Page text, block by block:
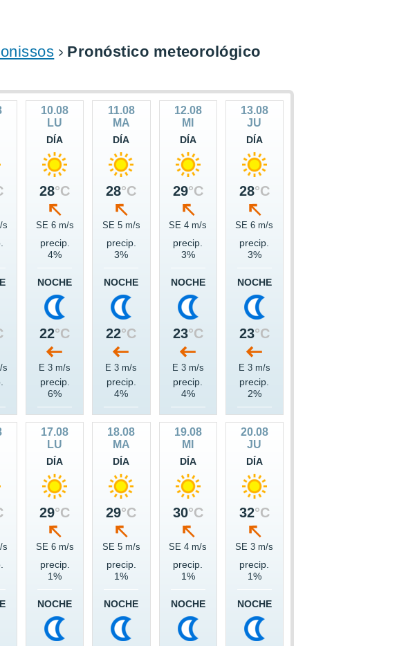
Pronóstico meteorológico
s
s
10.08
LU
DÍA
28°C
SE 6 m/s
precip.
4%
NOCHE
22°C
E 3 m/s
precip.
6%
11.08
MA
DÍA
28°C
SE 5 m/s
precip.
3%
NOCHE
22°C
E 3 m/s
precip.
4%
12.08
MI
DÍA
29°C
SE 4 m/s
precip.
3%
NOCHE
23°C
E 3 m/s
precip.
4%
13.08
JU
DÍA
28°C
SE 6 m/s
precip.
3%
NOCHE
23°C
E 3 m/s
precip.
2%
s
17.08
LU
DÍA
29°C
SE 6 m/s
precip.
1%
NOCHE
18.08
MA
DÍA
29°C
SE 5 m/s
precip.
1%
NOCHE
19.08
MI
DÍA
30°C
SE 4 m/s
precip.
1%
NOCHE
20.08
JU
DÍA
32°C
SE 3 m/s
precip.
1%
NOCHE